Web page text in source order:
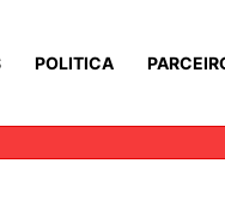
POLITICA